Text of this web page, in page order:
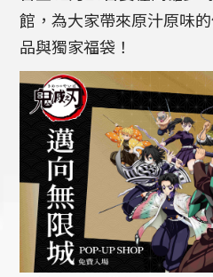
館，為大家帶來原汁原味
品與獨家福袋！